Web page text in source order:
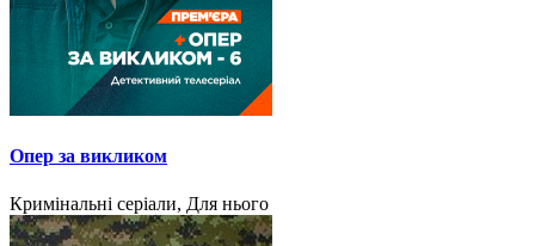
Опер за викликом
Кримінальні серіали, Для нього